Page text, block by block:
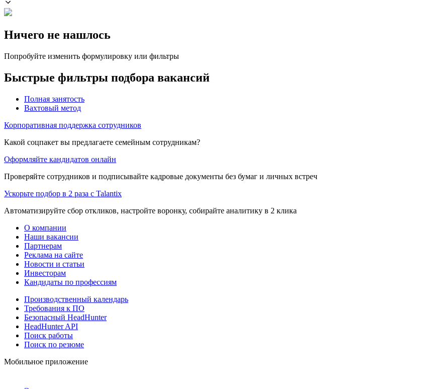
Ничего не нашлось
Попробуйте изменить формулировку или фильтры
Быстрые фильтры подбора вакансий
Полная занятость
Вахтовый метод
Корпоративная поддержка сотрудников
Какой соцпакет вы предлагаете семейным сотрудникам?
Оформляйте кандидатов онлайн
Проверяйте сотрудников и подписывайте кадровые документы без бумаг и личных встреч
Ускорьте подбор в 2 раза с Talantix
Автоматизируйте сбор откликов, настройте воронку, собирайте аналитику в 2 клика
О компании
Наши вакансии
Партнерам
Реклама на сайте
Новости и статьи
Инвесторам
Кандидаты по профессиям
Производственный календарь
Требования к ПО
Безопасный HeadHunter
HeadHunter API
Поиск работы
Поиск по резюме
Мобильное приложение